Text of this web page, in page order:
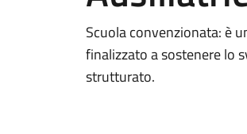
Scuola convenzionata: è
finalizzato a sostenere lo
strutturato.